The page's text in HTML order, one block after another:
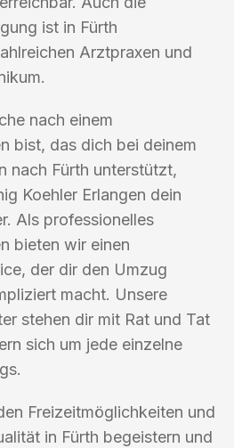
ist in Fürth
Arztpraxen und
nach einem
bist, das dich bei deinem
nach Fürth unterstützt,
Koehler Erlangen dein
Als professionelles
bieten wir einen
der dir den Umzug
macht. Unsere
stehen dir mit Rat und Tat
sich um jede einzelne
Freizeitmöglichkeiten und
in Fürth begeistern und